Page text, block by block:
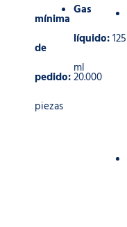
mínima
de
pedido:20.000
piezas
Gas
líquido:125
ml